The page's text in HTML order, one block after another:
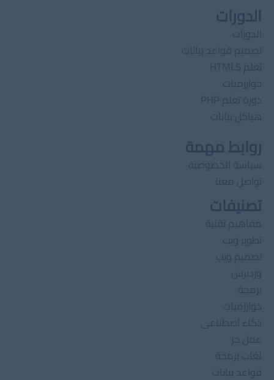
الدورات
الدورات
تصميم قواعد بيانات
تعلم HTML5
خوارزميات
دورة تعلم PHP
هياكل بيانات
روابط مهمة
سياسة الخصوصية
تواصل معنا
تصنيفات
مفاهيم تقنية
تطوير ويب
تصميم ويب
وردبرس
برمجة
خوارزميات
ذكاء اصطناعى
عمل حر
لغات برمجة
قواعد بيانات